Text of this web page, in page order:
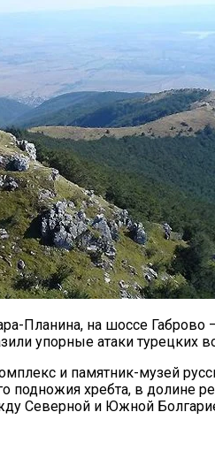
Планина, на шоссе
упорные атаки
и памятник-музей
подножия хребта, в долине
Северной и Южной